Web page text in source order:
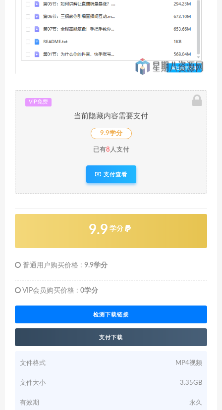
VIP免费
当前隐藏内容需要支付
9.9学分
已有8 人支付
支付查看
9.9 学分
普通用户购买价格 : 9.9学分
VIP会员购买价格 : 0学分
检测下载链接
支付下载
文件格式 MP4视频
文件大小 3.35GB
有效期 永久